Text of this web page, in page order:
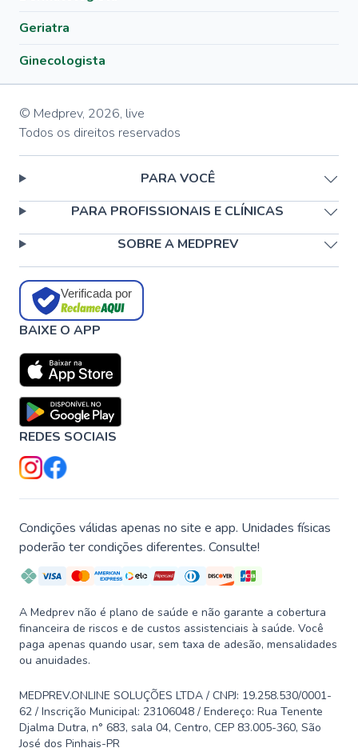
Geriatra
Ginecologista
© Medprev, 2026, live
Todos os direitos reservados
PARA VOCÊ
PARA PROFISSIONAIS E CLÍNICAS
SOBRE A MEDPREV
Verificada por
BAIXE O APP
REDES SOCIAIS
Condições válidas apenas no site e app. Unidades físicas
poderão ter condições diferentes. Consulte!
A Medprev não é plano de saúde e não garante a cobertura
financeira de riscos e de custos assistenciais à saúde. Você
paga apenas quando usar, sem taxa de adesão, mensalidades
ou anuidades.
MEDPREV.ONLINE SOLUÇÕES LTDA / CNPJ: 19.258.530/0001-
62 / Inscrição Municipal: 23106048 / Endereço: Rua Tenente
Djalma Dutra, n° 683, sala 04, Centro, CEP 83.005-360, São
José dos Pinhais-PR